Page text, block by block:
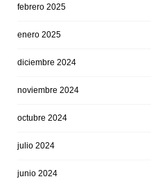
febrero 2025
enero 2025
diciembre 2024
noviembre 2024
octubre 2024
julio 2024
junio 2024